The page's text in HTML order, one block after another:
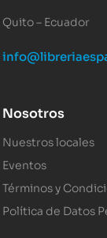
Quito – Ecuador
Nosotros
Nuestros locales
Eventos
Términos y
Política de Datos